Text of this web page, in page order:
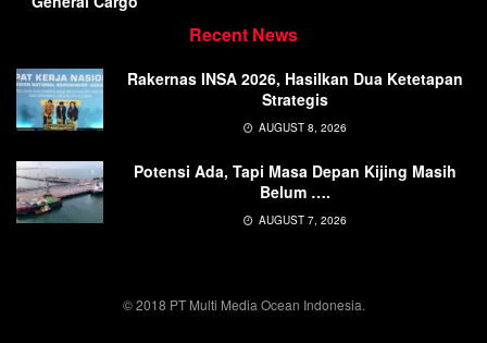
Recent News
Rakernas INSA 2026, Hasilkan Dua Ketetapan
Strategis
AUGUST 8, 2026
Potensi Ada, Tapi Masa Depan Kijing Masih
Belum ….
AUGUST 7, 2026
© 2018 PT Multi Media Ocean Indonesia.